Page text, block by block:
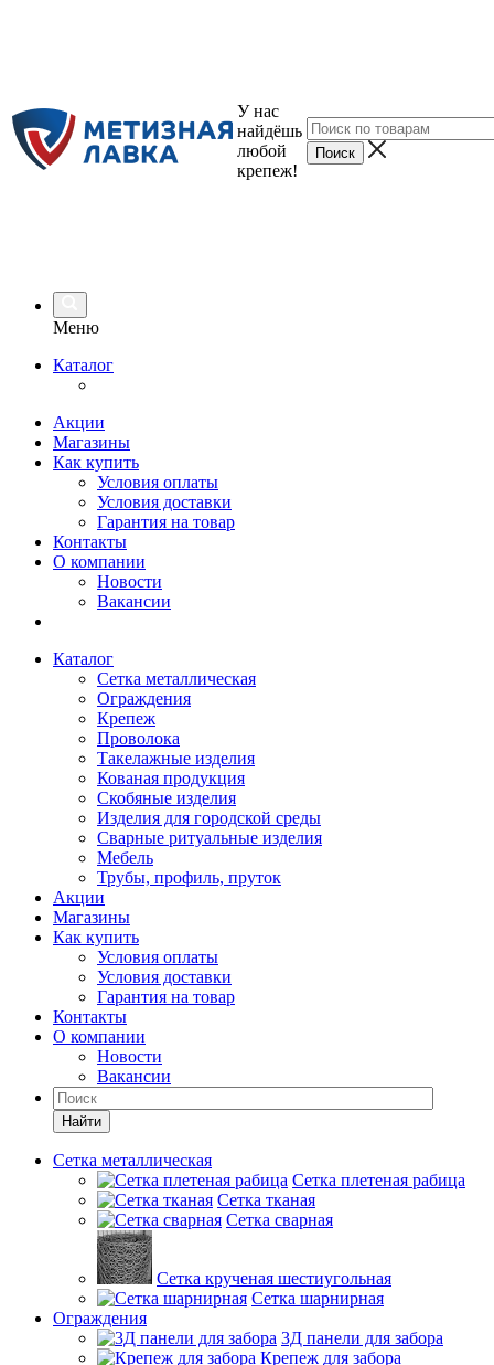
У нас
найдёшь
любой
крепеж!
Меню
Каталог
Акции
Магазины
Как купить
Условия оплаты
Условия доставки
Гарантия на товар
Контакты
О компании
Новости
Вакансии
Каталог
Сетка металлическая
Ограждения
Крепеж
Проволока
Такелажные изделия
Кованая продукция
Скобяные изделия
Изделия для городской среды
Сварные ритуальные изделия
Мебель
Трубы, профиль, пруток
Акции
Магазины
Как купить
Условия оплаты
Условия доставки
Гарантия на товар
Контакты
О компании
Новости
Вакансии
Найти
Сетка металлическая
Сетка плетеная рабица
Сетка тканая
Сетка сварная
Сетка крученая шестиугольная
Сетка шарнирная
Ограждения
3Д панели для забора
Крепеж для забора